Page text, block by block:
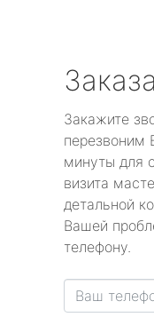
Закажите
перезвоним
минуты для
визита
детальной
Вашей
телефону.